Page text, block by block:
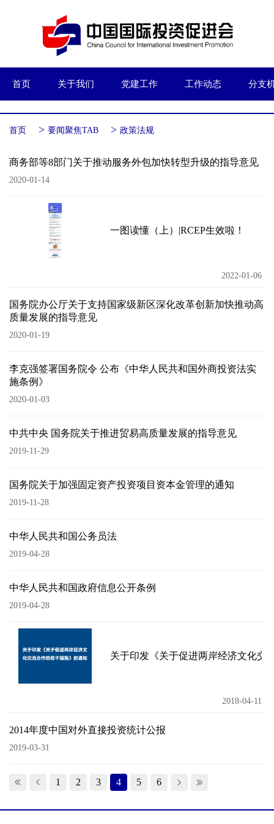
首页 关于我们 党建工作 工作动态 分支
首页 > 要闻聚焦TAB > 政策法规
商务部等8部门关于推动服务外包加快转型升级的指导意见
2020-01-14
一图读懂（上）|RCEP生效啦！
2022-01-06
国务院办公厅关于支持国家级新区深化改革创新加快推动高
质量发展的指导意见
2020-01-19
李克强签署国务院令 公布《中华人民共和国外商投资法实
施条例》
2020-01-03
中共中央 国务院关于推进贸易高质量发展的指导意见
2019-11-29
国务院关于加强固定资产投资项目资本金管理的通知
2019-11-28
中华人民共和国公务员法
2019-04-28
中华人民共和国政府信息公开条例
2019-04-28
关于印发《关于促进两岸经济文化交
2018-04-11
2014年度中国对外直接投资统计公报
2019-03-31
1 2 3 4 5 6